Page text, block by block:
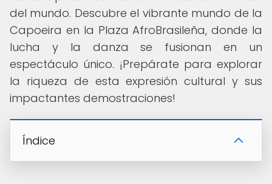
del mundo. Descubre el vibrante mundo de la
Capoeira en la Plaza AfroBrasileña, donde la
lucha y la danza se fusionan en un
espectáculo único. ¡Prepárate para explorar
la riqueza de esta expresión cultural y sus
impactantes demostraciones!
Índice